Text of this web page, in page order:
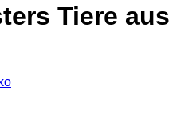
Tiere